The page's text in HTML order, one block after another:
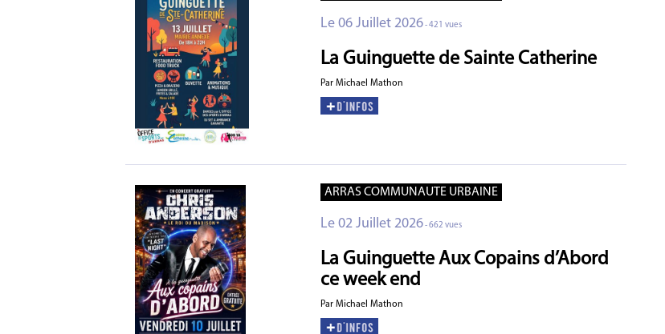
Le 06 Juillet 2026- 421 vues
La Guinguette de Sainte Catherine
Par Michael Mathon
ARRAS COMMUNAUTE URBAINE
Le 02 Juillet 2026- 662 vues
La Guinguette Aux Copains d’Abord
ce week end
Par Michael Mathon